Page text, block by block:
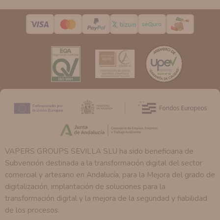
Derechos:Tiene derecho a saber qué información
tenemos sobre usted, corregirla y eliminarla, tal y como
se explica en la información adicional disponible en
nuestra página web.
VAPERS GROUPS SEVILLA SLU ha sido beneficiaria de
Subvención destinada a la transformación digital del sector
comercial y artesano en Andalucía, para la Mejora del grado de
digitalización, implantación de soluciones para la
transformación digital y la mejora de la seguridad y fiabilidad
de los procesos.